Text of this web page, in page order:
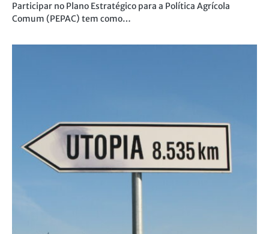
Participar no Plano Estratégico para a Política Agrícola
Comum (PEPAC) tem como…